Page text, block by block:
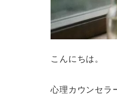
こんにちは。
心理カウンセラ